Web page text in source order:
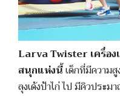
Larva Twister เครื่อ
สนุกแห่งนี้เด็กที่มีความ
ลุงเด้งป้าไก่ ไป มีคิวประ